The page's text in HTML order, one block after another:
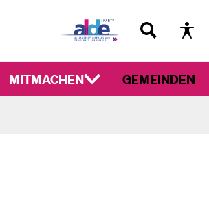
MITMACHEN GEMEINDEN